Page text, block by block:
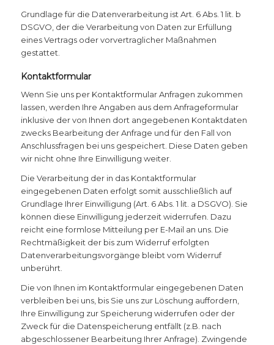
Grundlage für die Datenverarbeitung ist Art. 6 Abs. 1 lit. b
DSGVO, der die Verarbeitung von Daten zur Erfüllung
eines Vertrags oder vorvertraglicher Maßnahmen
gestattet.
Kontaktformular
Wenn Sie uns per Kontaktformular Anfragen zukommen
lassen, werden Ihre Angaben aus dem Anfrageformular
inklusive der von Ihnen dort angegebenen Kontaktdaten
zwecks Bearbeitung der Anfrage und für den Fall von
Anschlussfragen bei uns gespeichert. Diese Daten geben
wir nicht ohne Ihre Einwilligung weiter.
Die Verarbeitung der in das Kontaktformular
eingegebenen Daten erfolgt somit ausschließlich auf
Grundlage Ihrer Einwilligung (Art. 6 Abs. 1 lit. a DSGVO). Sie
können diese Einwilligung jederzeit widerrufen. Dazu
reicht eine formlose Mitteilung per E-Mail an uns. Die
Rechtmäßigkeit der bis zum Widerruf erfolgten
Datenverarbeitungsvorgänge bleibt vom Widerruf
unberührt.
Die von Ihnen im Kontaktformular eingegebenen Daten
verbleiben bei uns, bis Sie uns zur Löschung auffordern,
Ihre Einwilligung zur Speicherung widerrufen oder der
Zweck für die Datenspeicherung entfällt (z.B. nach
abgeschlossener Bearbeitung Ihrer Anfrage). Zwingende